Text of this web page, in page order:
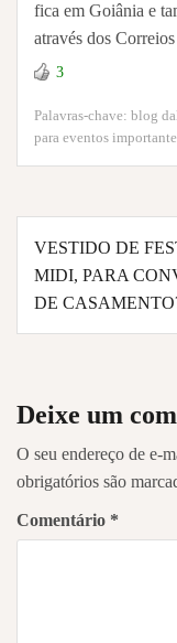
fica em Goiânia e
através dos
3
Palavras-chave: blog
para eventos
Navegação
de
Post
VESTIDO DE
MIDI, PARA
DE
Deixe um
O seu endereço de e-
obrigatórios são
Comentário *